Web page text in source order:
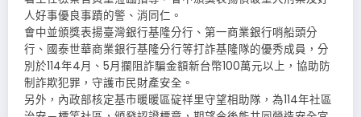
人好事優良事蹟的警、消同仁。
會中並頒獎表揚臺灣銀行基隆分行、第一商業銀行哨船頭分
行、國泰世華商業銀行基隆分行等打詐基隆隊的優秀成員，分
別於114年4月、5月攔阻詐騙金額新台幣100萬元以上，協助防
制詐欺犯罪，守護市民財產安全。
另外，內政部核定基市暖暖區碇祥里守望相助隊，為114年社區